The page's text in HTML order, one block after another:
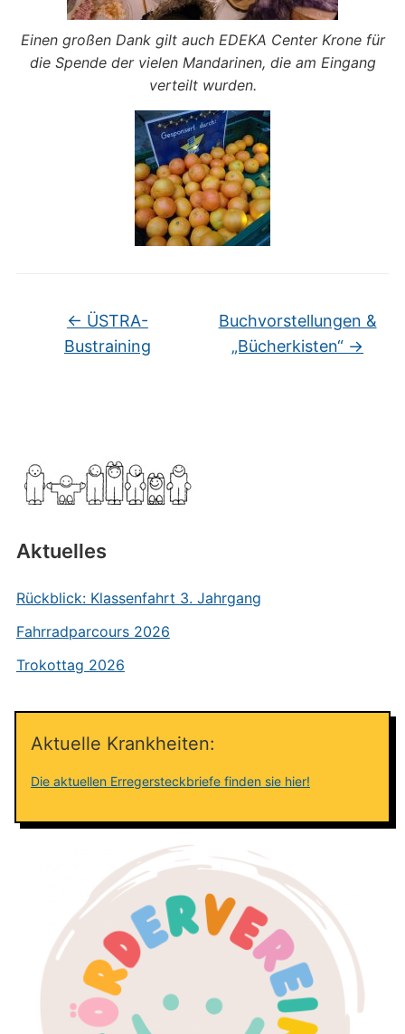
Einen großen Dank gilt auch EDEKA Center Krone für
die Spende der vielen Mandarinen, die am Eingang
verteilt wurden.
← ÜSTRA-
Bustraining
Buchvorstellungen &
„Bücherkisten“ →
Aktuelles
Rückblick: Klassenfahrt 3. Jahrgang
Fahrradparcours 2026
Trokottag 2026
Aktuelle Krankheiten:
Die aktuellen Erregersteckbriefe finden sie hier!